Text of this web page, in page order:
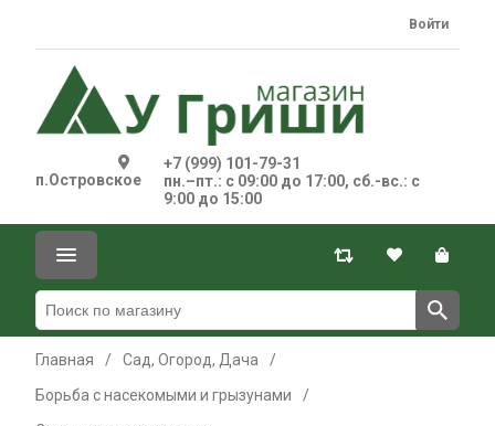
п.Островское
+7 (999) 101-79-31
пн.–пт.: с 09:00 до 17:00, сб.-вс.: с
9:00 до 15:00
Войти
Главная / Сад, Огород, Дача
/
Борьба с насекомыми и грызунами
/